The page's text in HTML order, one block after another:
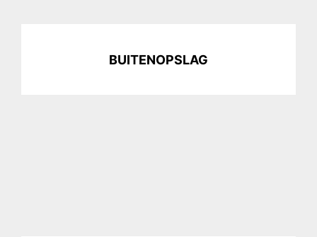
BUITENOPSLAG